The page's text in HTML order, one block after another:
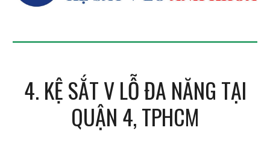
4. KỆ SẮT V LỖ ĐA NĂNG TẠI
QUẬN 4, TPHCM